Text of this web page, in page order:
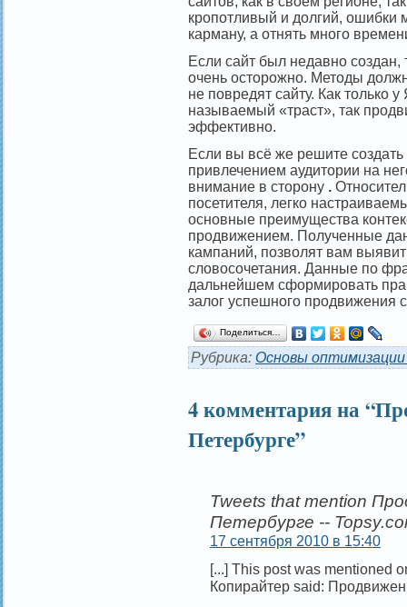
кропотливый и долгий, ошибки
карману, а отнять много
Если сайт был недавно создан,
очень осторожно. Методы
не повредят сайту. Как только
называемый «траст», так
эффективно.
Если вы всё же решите создать
привлечением аудитории на
внимание в сторону .
посетителя, легко
основные преимущества
продвижением. Полученные
кампаний, позволят вам
словосочетания. Данные по
дальнейшем сформировать
залог успешного продвижения
Поделиться…
Рубрика: Основы
4 комментария на
Петербурге”
Tweets that mention
Петербурге --
17 сентября 2010 в 15:40
[...] This post was mentioned
Копирайтер said: